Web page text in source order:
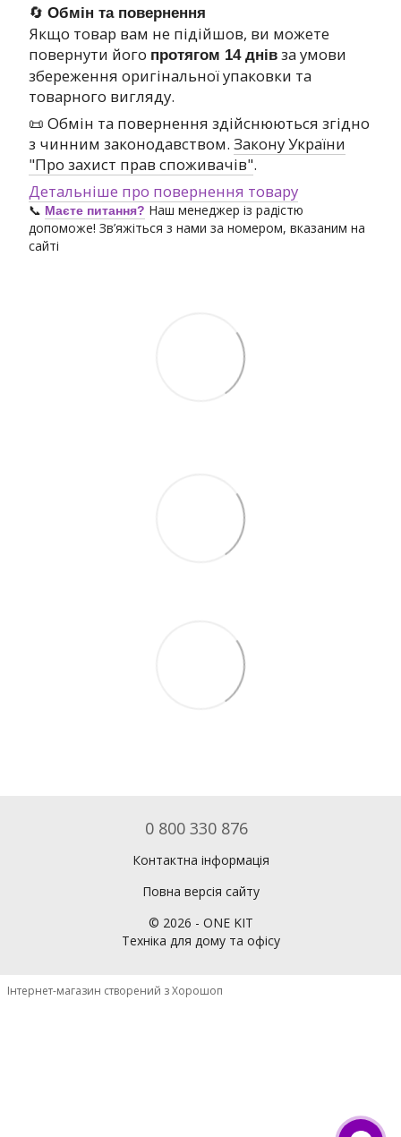
🔄 Обмін та повернення
Якщо товар вам не підійшов, ви можете
повернути його протягом 14 днів за умови
збереження оригінальної упаковки та
товарного вигляду.
📜 Обмін та повернення здійснюються згідно
з чинним законодавством. Закону України
"Про захист прав споживачів".
Детальніше про повернення товару
📞 Маєте питання? Наш менеджер із радістю
допоможе! Зв’яжіться з нами за номером, вказаним на
сайті
0 800 330 876
Контактна інформація
Повна версія сайту
© 2026 - ONE KIT
Техніка для дому та офісу
Інтернет-магазин створений з Хорошоп